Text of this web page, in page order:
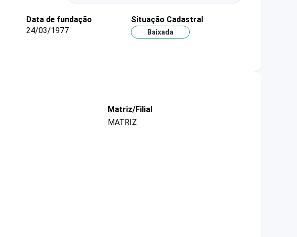
Data de fundação
24/03/1977
Situação Cadastral
Baixada
Matriz/Filial
MATRIZ